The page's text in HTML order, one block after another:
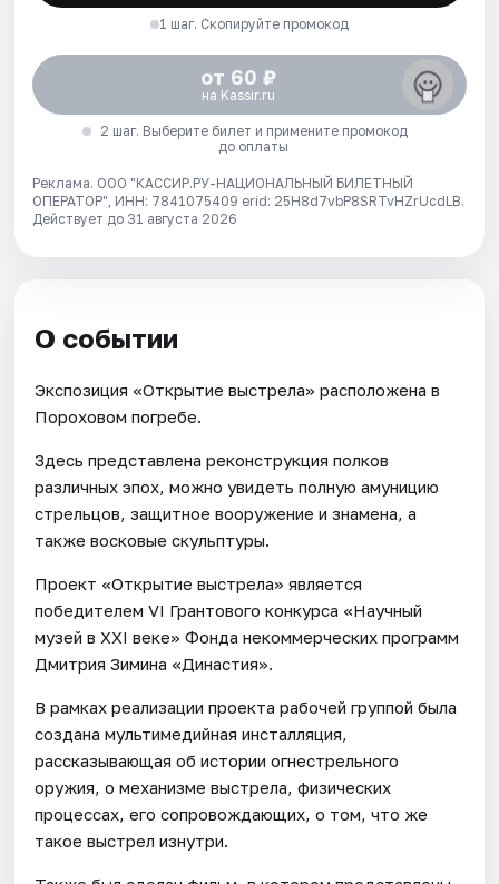
1 шаг. Скопируйте промокод
от 60 ₽
на Kassir.ru
2 шаг. Выберите билет и примените промокод
до оплаты
Реклама. ООО "КАССИР.РУ-НАЦИОНАЛЬНЫЙ БИЛЕТНЫЙ
ОПЕРАТОР", ИНН: 7841075409 erid: 25H8d7vbP8SRTvHZrUcdLB.
Действует до 31 августа 2026
О событии
Экспозиция «Открытие выстрела» расположена в
Пороховом погребе.
Здесь представлена реконструкция полков
различных эпох, можно увидеть полную амуницию
стрельцов, защитное вооружение и знамена, а
также восковые скульптуры.
Проект «Открытие выстрела» является
победителем VI Грантового конкурса «Научный
музей в XXI веке» Фонда некоммерческих программ
Дмитрия Зимина «Династия».
В рамках реализации проекта рабочей группой была
создана мультимедийная инсталляция,
рассказывающая об истории огнестрельного
оружия, о механизме выстрела, физических
процессах, его сопровождающих, о том, что же
такое выстрел изнутри.